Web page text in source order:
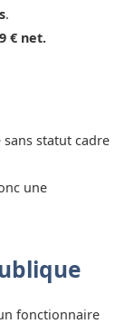
.
€ net.
statut cadre
une
fonctionnaire